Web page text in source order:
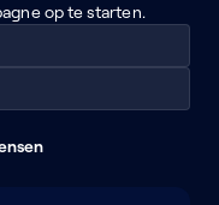
op te starten.